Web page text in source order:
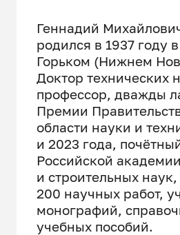
Геннадий
родился в 1937 году
Горьком (Нижнем
Доктор технических
профессор, дважды
Премии
области науки и
и 2023 года,
Российской
и строительных
200 научных работ,
монографий,
учебных пособий.